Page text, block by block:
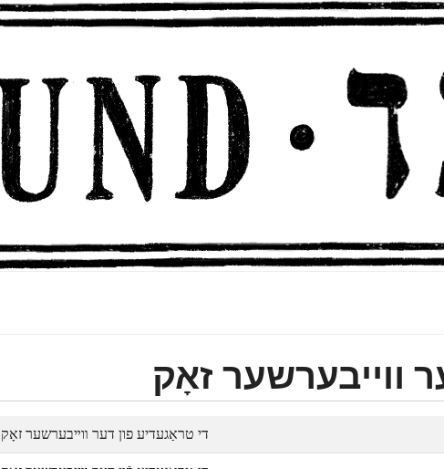
װײבערשער זאָק
די טראַגעדיע פון דער װײבערשער זאָק